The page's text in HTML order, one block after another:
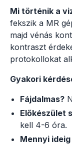
Mi történik a
fekszik a MR
majd vénás
kontraszt
protokollokat
Gyakori
Fájdalmas?
Előkészület
kell 4-6 óra.
Mennyi